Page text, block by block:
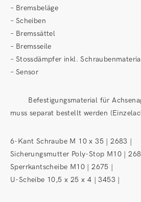
– Bremsbeläge
– Scheiben
– Bremssättel
– Bremsseile
– Stossdämpfer inkl.
– Sensor
Befestigungsmaterial für
muss separat bestellt werden
6-Kant Schraube M 10 x 35 | 2683 |
Sicherungsmutter Poly-Stop M10 |
Sperrkantscheibe M10 | 2675 |
U-Scheibe 10,5 x 25 x 4 | 3453 |